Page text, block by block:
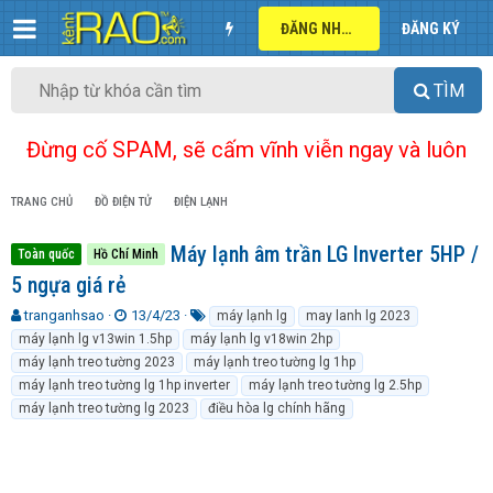
ĐĂNG NHẬP ĐĂNG KÝ
TÌM
Đừng cố SPAM, sẽ cấm vĩnh viễn ngay và luôn
TRANG CHỦ ĐỒ ĐIỆN TỬ ĐIỆN LẠNH
Toàn quốc Hồ Chí Minh
Máy lạnh âm trần LG Inverter 5HP /
5 ngựa giá rẻ
T
h
r
e
a
d
tranganhsao
N
g
à
y
g
ử
13/4/23
ừ
k
h
ó
a
máy lạnh lg
may lanh lg 2023
máy lạnh lg v13win 1.5hp
máy lạnh lg v18win 2hp
máy lạnh treo tường 2023
máy lạnh treo tường lg 1hp
máy lạnh treo tường lg 1hp inverter
máy lạnh treo tường lg 2.5hp
máy lạnh treo tường lg 2023
điều hòa lg chính hãng